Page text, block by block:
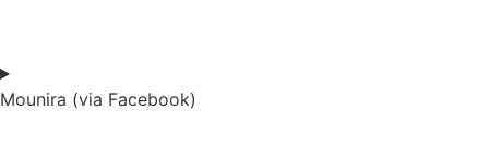
Mounira (via Facebook)